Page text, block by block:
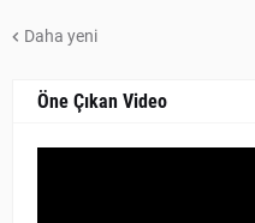
Daha yeni
Öne Çıkan Video